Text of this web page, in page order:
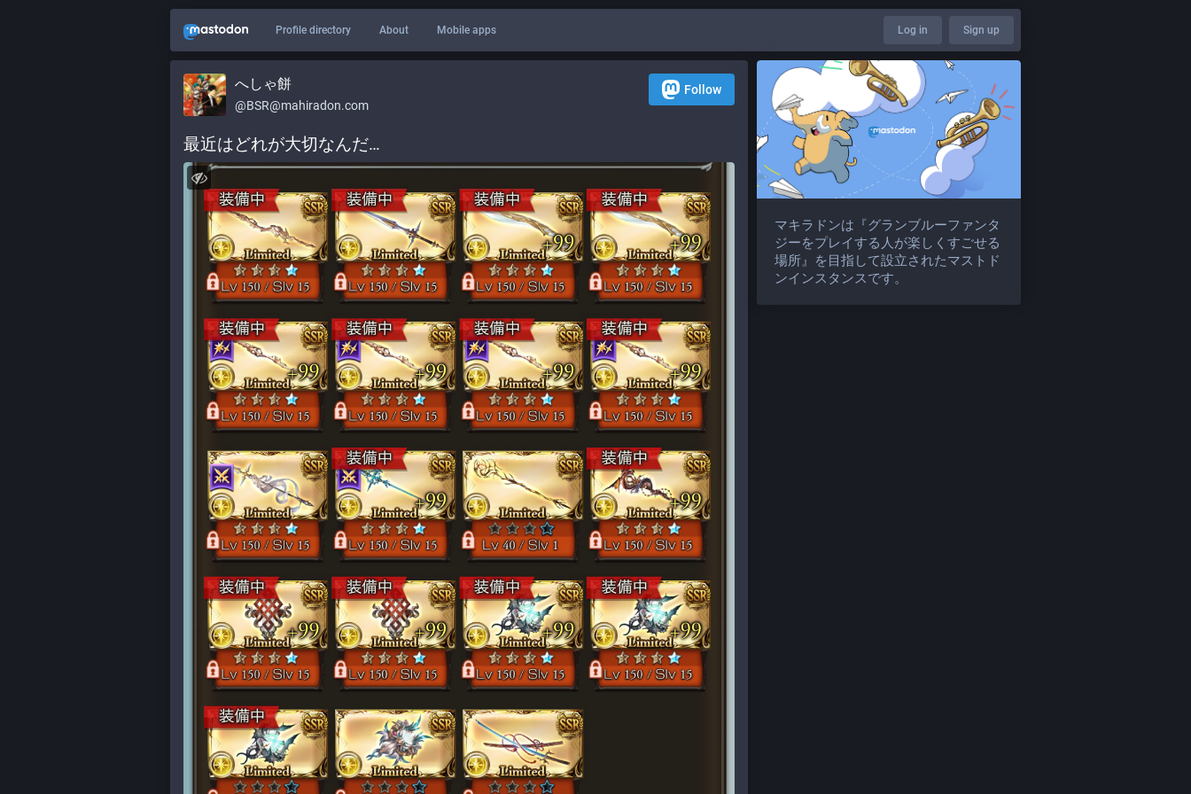
Profile directory About Mobile apps Log in Sign up
へしゃ餅
@BSR@mahiradon.com
Follow
最近はどれが大切なんだ…
マキラドンは『グランブルーファンタ
ジーをプレイする人が楽しくすごせる
場所』を目指して設立されたマストド
ンインスタンスです。